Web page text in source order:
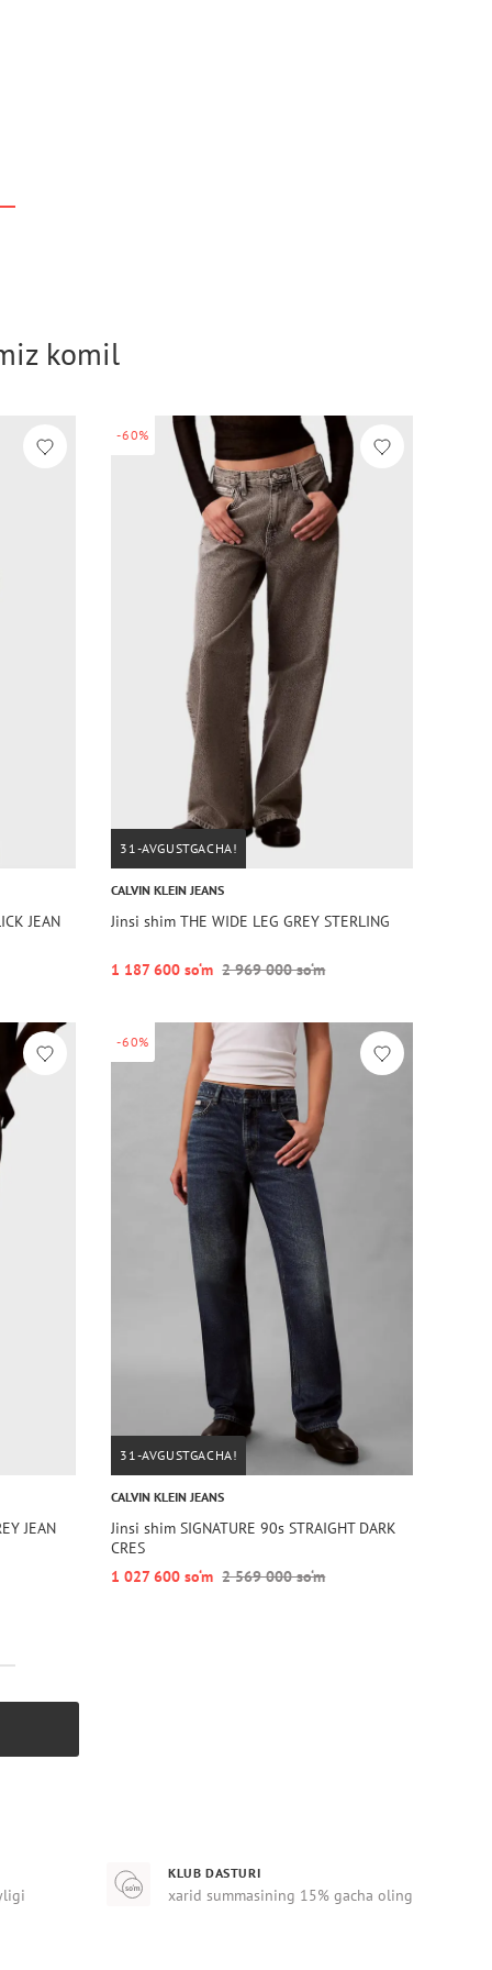
komil
JEAN
-60%
31-AVGUSTGACHA!
CALVIN KLEIN JEANS
Jinsi shim THE WIDE LEG GREY STERLING
1 187 600 so‘m 2 969 000 so‘m
JEAN
-60%
31-AVGUSTGACHA!
CALVIN KLEIN JEANS
Jinsi shim SIGNATURE 90s STRAIGHT DARK
CRES
1 027 600 so‘m 2 569 000 so‘m
KLUB DASTURI
xarid summasining 15% gacha oling